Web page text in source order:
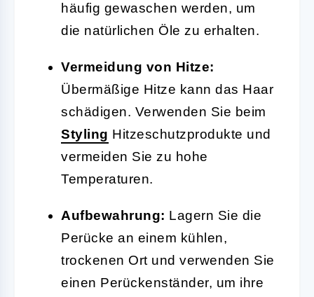
häufig gewaschen werden, um
die natürlichen Öle zu erhalten.
Vermeidung von Hitze:
Übermäßige Hitze kann das Haar
schädigen. Verwenden Sie beim
Styling Hitzeschutzprodukte und
vermeiden Sie zu hohe
Temperaturen.
Aufbewahrung: Lagern Sie die
Perücke an einem kühlen,
trockenen Ort und verwenden Sie
einen Perückenständer, um ihre